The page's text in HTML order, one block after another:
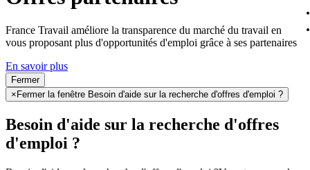
France Travail améliore la transparence du marché du travail en
vous proposant plus d'opportunités d'emploi grâce à ses partenaires
En savoir plus
Fermer
× Fermer la fenêtre Besoin d'aide sur la recherche d'offres d'emploi ?
Besoin d'aide sur la recherche d'offres
d'emploi ?